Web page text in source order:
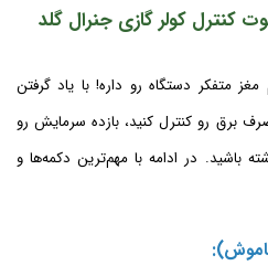
کنترل کولر گازی جنرال گلد
متفکر دستگاه رو داره! با یاد گرفتن
برق رو کنترل کنید، بازده سرمایش رو
باشید. در ادامه با مهم‌ترین دکمه‌ها و